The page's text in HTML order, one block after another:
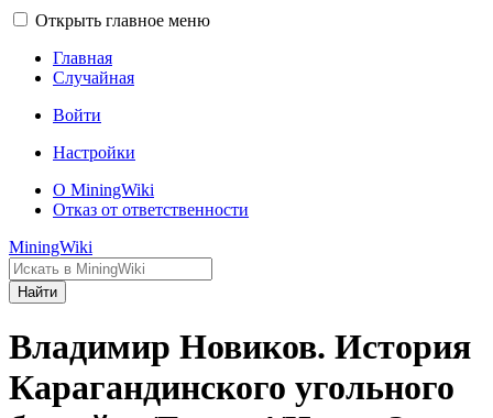
Открыть главное меню
Главная
Случайная
Войти
Настройки
О MiningWiki
Отказ от ответственности
MiningWiki
Найти
Владимир Новиков. История
Карагандинского угольного